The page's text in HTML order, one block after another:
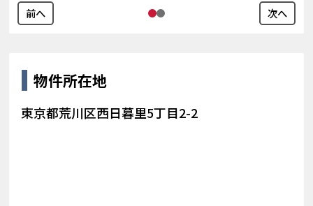
前へ 次へ
物件所在地
東京都荒川区西日暮里5丁目2-2